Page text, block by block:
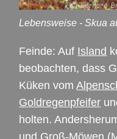
Lebensweise - Skua
Feinde: Auf Island
beobachten, dass
Küken vom
Goldregenpfeifer
holten.
und Groß-Möwen